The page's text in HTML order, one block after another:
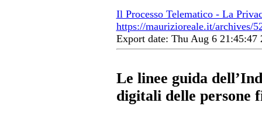
Il Processo Telematico - La
https://maurizioreale.it/archives/
Export date: Thu Aug 6
Le linee guida
digitali delle persone